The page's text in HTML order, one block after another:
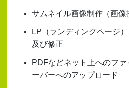
サムネイル画像制作（画像
LP（ランディングページ
及び修正
PDFなどネット上へのフ
ーバーへのアップロード